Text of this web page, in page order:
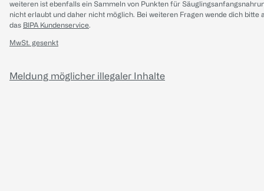
weiteren ist ebenfalls ein Sammeln von Punkten für
nicht erlaubt und daher nicht möglich. Bei weiteren Fragen wende dich bitte
das BIPA Kundenservice.
MwSt. gesenkt
Meldung möglicher illegaler Inhalte